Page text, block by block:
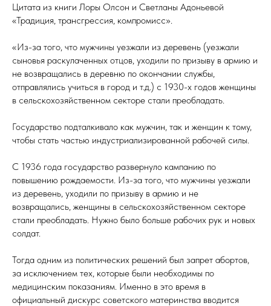
Цитата из книги Лоры Олсон и Светланы Адоньевой
«Традиция, трансгрессия, компромисс».⠀
«Из-за того, что мужчины уезжали из деревень (уезжали
сыновья раскулаченных отцов, уходили по призыву в армию и
не возвращались в деревню по окончании службы,
отправлялись учиться в город и т.д.) с 1930-х годов женщины
в сельскохозяйственном секторе стали преобладать.⠀
Государство подталкивало как мужчин, так и женщин к тому,
чтобы стать частью индустриализированной рабочей силы.⠀
С 1936 года государство развернуло кампанию по
повышению рождаемости. Из-за того, что мужчины уезжали
из деревень, уходили по призыву в армию и не
возвращались, женщины в сельскохозяйственном секторе
стали преобладать. Нужно было больше рабочих рук и новых
солдат.
Тогда одним из политических решений был запрет абортов,
за исключением тех, которые были необходимы по
медицинским показаниям. Именно в это время в
официальный дискурс советского материнства вводится